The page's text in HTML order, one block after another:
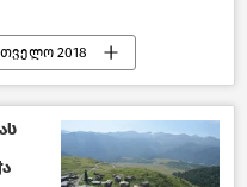
2018